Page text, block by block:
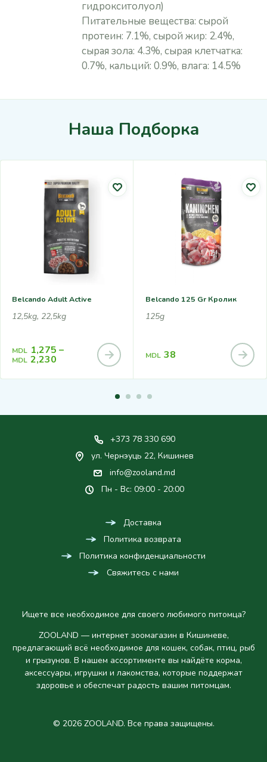
гидрокситолуол)
Питательные вещества: сырой
протеин: 7.1%, сырой жир: 2.4%,
сырая зола: 4.3%, сырая клетчатка:
0.7%, кальций: 0.9%, влага: 14.5%
Наша Подборка
Belcando Adult Active
12,5kg, 22,5kg
MDL 1,275 –
MDL 2,230
Belcando 125 Gr Кролик
125g
MDL 38
+373 78 330 690
ул. Чернэуць 22, Кишинев
info@zooland.md
Пн - Вс: 09:00 - 20:00
Доставка
Политика возврата
Политика конфиденциальности
Свяжитесь с нами
Ищете все необходимое для своего любимого питомца?
ZOOLAND — интернет зоомагазин в Кишиневе,
предлагающий всё необходимое для кошек, собак, птиц, рыб
и грызунов. В нашем ассортименте вы найдёте корма,
аксессуары, игрушки и лакомства, которые поддержат
здоровье и обеспечат радость вашим питомцам.
© 2026 ZOOLAND. Все права защищены.